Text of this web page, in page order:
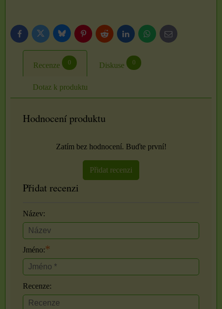
FacebookTwitter BlueskyPinterestReddit LinkedInWhatsApp
E-
mail
Recenze 0 Diskuse 0
Dotaz k produktu
Hodnocení produktu
Zatím bez hodnocení. Buďte první!
Přidat recenzi
Přidat recenzi
Název:
Jméno:*
Recenze: